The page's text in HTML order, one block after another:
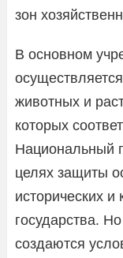
зон
В основном
животных и
которых
Национальный
целях защиты
исторических и
государства.
создаются